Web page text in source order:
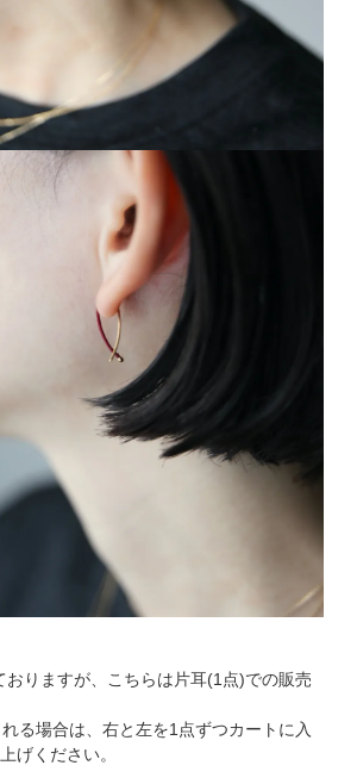
おりますが、こちらは片耳(1点)での販売
る場合は、右と左を1点ずつカートに入
げください。